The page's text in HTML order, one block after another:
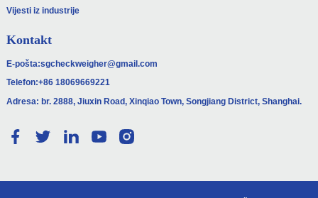
Vijesti iz industrije
Kontakt
E-pošta:sgcheckweigher@gmail.com
Telefon:+86 18069669221
Adresa: br. 2888, Jiuxin Road, Xinqiao Town, Songjiang District, Shanghai.